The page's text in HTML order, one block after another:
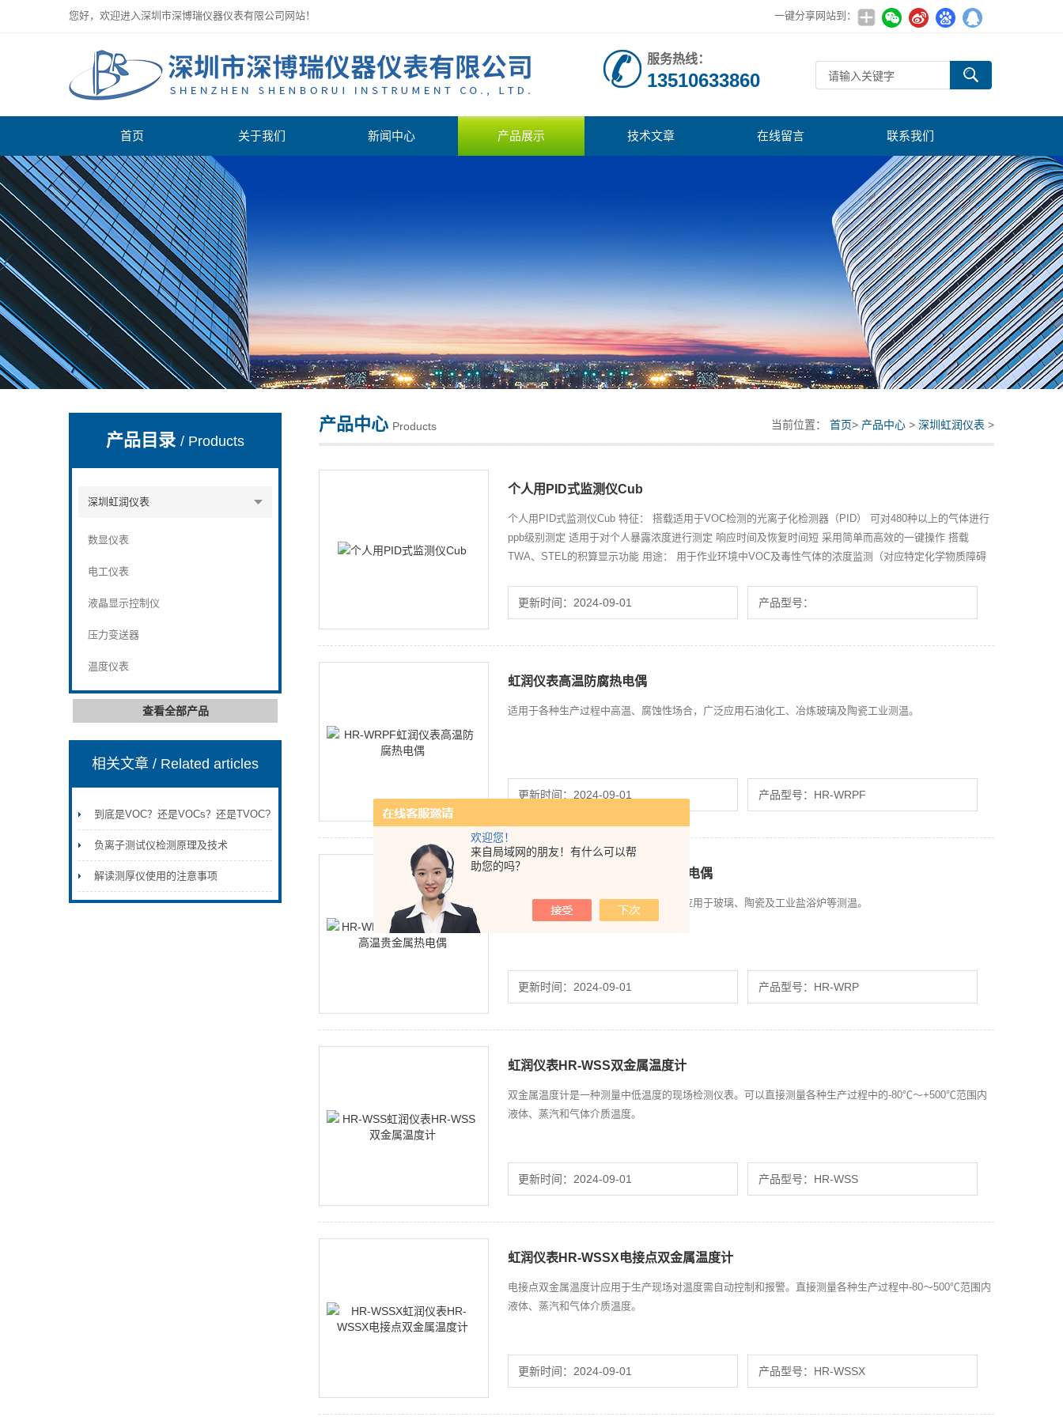
欢迎您！
来自局域网的朋友！有什么可以帮
助您的吗？
您好，欢迎进入深圳市深博瑞仪器仪表有限公司网站！ 一键分享网站到：
深圳市深博瑞仪器仪表有限公司
服务热线：
13510633860
首页 关于我们 新闻中心 产品展示 技术文章 在线留言 联系我们
产品目录/ Products
深圳虹润仪表
数显仪表
电工仪表
液晶显示控制仪
压力变送器
温度仪表
查看全部产品
相关文章/ Related articles
到底是VOC？还是VOCs？还是TVOC?
负离子测试仪检测原理及技术
解读测厚仪使用的注意事项
产品中心 Products 当前位置： 首页> 产品中心 > 深圳虹润仪表 >
个人用PID式监测仪Cub
个人用PID式监测仪Cub 特征： 搭载适用于VOC检测的光离子化检测器（PID） 可对480种以上的气体进行
ppb级别测定 适用于对个人暴露浓度进行测定 响应时间及恢复时间短 采用简单而高效的一键操作 搭载
TWA、STEL的积算显示功能 用途： 用于作业环境中VOC及毒性气体的浓度监测（对应特定化学物质障碍
更新时间：2024-09-01 产品型号：
虹润仪表高温防腐热电偶
适用于各种生产过程中高温、腐蚀性场合，广泛应用石油化工、冶炼玻璃及陶瓷工业测温。
更新时间：2024-09-01 产品型号：HR-WRPF
虹润仪表HR-WRP高温贵金属热电偶
适用于各种生产过程中高温场合，广泛应用于玻璃、陶瓷及工业盐浴炉等测温。
更新时间：2024-09-01 产品型号：HR-WRP
虹润仪表HR-WSS双金属温度计
双金属温度计是一种测量中低温度的现场检测仪表。可以直接测量各种生产过程中的-80℃～+500℃范围内
液体、蒸汽和气体介质温度。
更新时间：2024-09-01 产品型号：HR-WSS
虹润仪表HR-WSSX电接点双金属温度计
电接点双金属温度计应用于生产现场对温度需自动控制和报警。直接测量各种生产过程中-80～500℃范围内
液体、蒸汽和气体介质温度。
更新时间：2024-09-01 产品型号：HR-WSSX